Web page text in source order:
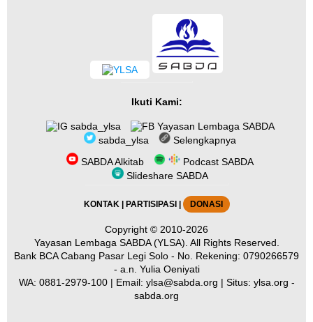
Ikuti Kami:
sabda_ylsa
Yayasan Lembaga SABDA
sabda_ylsa
Selengkapnya
SABDA Alkitab
Podcast SABDA
Slideshare SABDA
KONTAK | PARTISIPASI| DONASI
Copyright © 2010-2026
Yayasan Lembaga SABDA (YLSA). All Rights Reserved.
Bank BCA Cabang Pasar Legi Solo - No. Rekening: 0790266579
- a.n. Yulia Oeniyati
WA: 0881-2979-100| Email: ylsa@sabda.org | Situs: ylsa.org -
sabda.org